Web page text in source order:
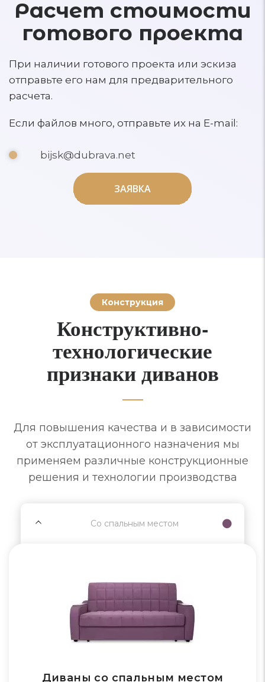
Расчет стоимости
готового проекта
При наличии готового проекта или эскиза
отправьте его нам для предварительного
расчета.
Если файлов много, отправьте их на E-mail:
bijsk@dubrava.net
ЗАЯВКА
ЗАЯВКА
Конструкция
Конструктивно-
технологические
признаки диванов
Для повышения качества и в зависимости
от эксплуатационного назначения мы
применяем различные конструкционные
решения и технологии производства
Со спальным местом
Диваны со спальным местом